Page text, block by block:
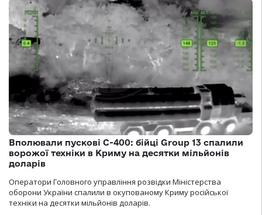
Вполювали пускові С-400: бійці Group 13 спалили
ворожої техніки в Криму на десятки мільйонів
доларів
Оператори Головного управління розвідки Міністерства
оборони України спалили в окупованому Криму російської
техніки на десятки мільйонів доларів.